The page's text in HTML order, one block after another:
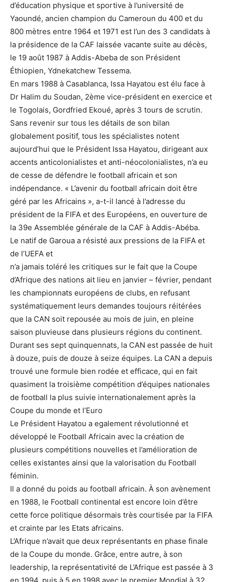
d’éducation physique et sportive à l’université de
Yaoundé, ancien champion du Cameroun du 400 et du
800 mètres entre 1964 et 1971 est l’un des 3 candidats à
la présidence de la CAF laissée vacante suite au décès,
le 19 août 1987 à Addis-Abeba de son Président
Éthiopien, Ydnekatchew Tessema.
En mars 1988 à Casablanca, Issa Hayatou est élu face à
Dr Halim du Soudan, 2ème vice-président en exercice et
le Togolais, Gordfried Ekoué, après 3 tours de scrutin.
Sans revenir sur tous les détails de son bilan
globalement positif, tous les spécialistes notent
aujourd’hui que le Président Issa Hayatou, dirigeant aux
accents anticolonialistes et anti-néocolonialistes, n’a eu
de cesse de défendre le football africain et son
indépendance. « L’avenir du football africain doit être
géré par les Africains », a-t-il lancé à l’adresse du
président de la FIFA et des Européens, en ouverture de
la 39e Assemblée générale de la CAF à Addis-Abéba.
Le natif de Garoua a résisté aux pressions de la FIFA et
de l’UEFA et
n’a jamais toléré les critiques sur le fait que la Coupe
d’Afrique des nations ait lieu en janvier – février, pendant
les championnats européens de clubs, en refusant
systématiquement leurs demandes toujours réitérées
que la CAN soit repousée au mois de juin, en pleine
saison pluvieuse dans plusieurs régions du continent.
Durant ses sept quinquennats, la CAN est passée de huit
à douze, puis de douze à seize équipes. La CAN a depuis
trouvé une formule bien rodée et efficace, qui en fait
quasiment la troisième compétition d’équipes nationales
de football la plus suivie internationalement après la
Coupe du monde et l’Euro
Le Président Hayatou a egalement révolutionné et
développé le Football Africain avec la création de
plusieurs compétitions nouvelles et l’amélioration de
celles existantes ainsi que la valorisation du Football
féminin.
Il a donné du poids au football africain. À son avènement
en 1988, le Football continental est encore loin d’être
cette force politique désormais très courtisée par la FIFA
et crainte par les Etats africains.
L’Afrique n’avait que deux représentants en phase finale
de la Coupe du monde. Grâce, entre autre, à son
leadership, la représentativité de L’Afrique est passée à 3